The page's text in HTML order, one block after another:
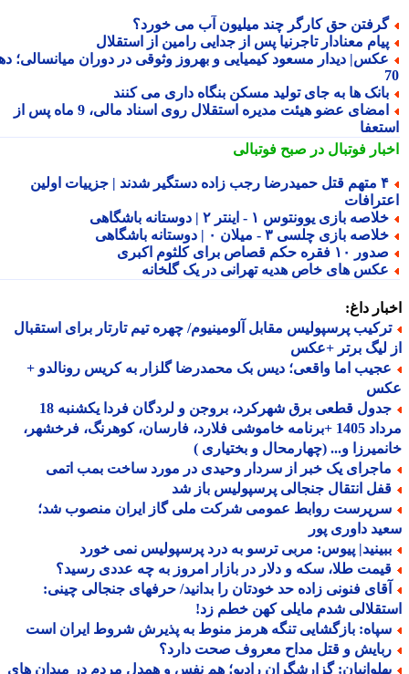
حق کارگر چند میلیون آب می خورد؟
معنادار تاجرنیا پس از جدایی رامین از استقلال
دیدار مسعود کیمیایی و بهروز وثوقی در دوران میانسالی؛ دهه
ها به جای تولید مسکن بنگاه داری می کنند
امضای عضو هیئت مدیره استقلال روی اسناد مالی، 9 ماه پس از
فوتبال در صبح فوتبالی
۴ متهم قتل حمیدرضا رجب زاده دستگیر شدند | جزییات اولین
بازی یوونتوس ۱ - اینتر ۲ | دوستانه باشگاهی
بازی چلسی ۳ - میلان ۰ | دوستانه باشگاهی
۱۰ فقره حکم قصاص برای کلثوم اکبری
های خاص هدیه تهرانی در یک گلخانه
داغ:
پرسپولیس مقابل آلومینیوم/ چهره تیم تارتار برای استقبال
لیگ برتر +عکس
اما واقعی؛ دیس بک محمدرضا گلزار به کریس رونالدو +
جدول قطعی برق شهرکرد، بروجن و لردگان فردا یکشنبه 18
مرداد 1405 +برنامه خاموشی فلارد، فارسان، کوهرنگ، فرخشهر،
و... (چهارمحال و بختیاری )
یک خبر از سردار وحیدی در مورد ساخت بمب اتمی
انتقال جنجالی پرسپولیس باز شد
روابط عمومی شرکت ملی گاز ایران منصوب شد؛
داوری پور
پیوس: مربی ترسو به درد پرسپولیس نمی خورد
طلا، سکه و دلار در بازار امروز به چه عددی رسید؟
فنونی زاده حد خودتان را بدانید/ حرفهای جنجالی چینی:
شدم مایلی کهن خطم زد!
بازگشایی تنگه هرمز منوط به پذیرش شروط ایران است
و قتل مداح معروف صحت دارد؟
گزارشگران رادیو؛ هم نفس و همدل مردم در میدان های